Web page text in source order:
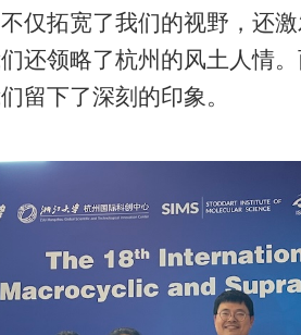
仅拓宽了我们的视野，还
还领略了杭州的风土人情
留下了深刻的印象。